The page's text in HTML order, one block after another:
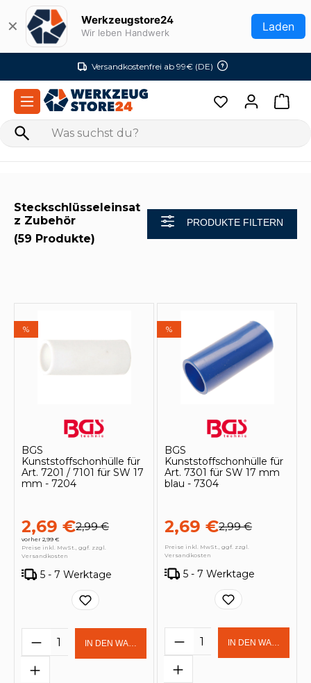
Zum Hauptinhalt springen
✕ Werkzeugstore24
Wir leben Handwerk Laden
Versandkostenfrei ab 99€ (DE)
Steckschlüsseleinsat
z Zubehör
(59 Produkte)
PRODUKTE FILTERN
%
BGS
Kunststoffschonhülle für
Art. 7201 / 7101 für SW 17
mm - 7204
2,69 €2,99 €
vorher 2,99 €
Preise inkl. MwSt., ggf. zzgl.
Versandkosten
5 - 7 Werktage
Produkt Anzahl: Gib den
IN DEN WARENKORB
%
BGS
Kunststoffschonhülle für
Art. 7301 für SW 17 mm
blau - 7304
2,69 €2,99 €
Preise inkl. MwSt., ggf. zzgl.
Versandkosten
5 - 7 Werktage
Produkt Anzahl:
IN DEN